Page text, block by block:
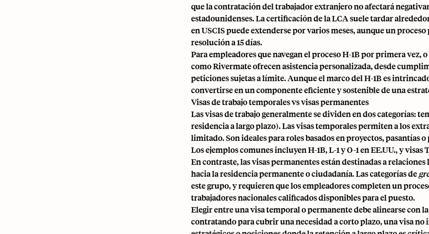
que la contratación del trabajador extranjero no afectará
estadounidenses. La certificación de la LCA suele tardar
en USCIS puede extenderse por varios meses, aunque un
resolución a 15 días.
Para empleadores que navegan el proceso H-1B por primera
como Rivermate ofrecen asistencia personalizada, desde
peticiones sujetas a límite. Aunque el marco del H-1B es
convertirse en un componente eficiente y sostenible de una
Visas de trabajo temporales vs visas permanentes
Las visas de trabajo generalmente se dividen en dos categorías:
residencia a largo plazo). Las visas temporales permiten a los
limitado. Son ideales para roles basados en proyectos, pasantías
Los ejemplos comunes incluyen H-1B, L-1 y O-1 en EE.UU., y
En contraste, las visas permanentes están destinadas a
hacia la residencia permanente o ciudadanía. Las categorías de
este grupo, y requieren que los empleadores completen un
trabajadores nacionales calificados disponibles para el puesto.
Elegir entre una visa temporal o permanente debe alinearse con
contratando para cubrir una necesidad a corto plazo, una visa